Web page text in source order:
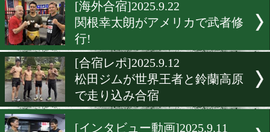
[練習映像]2025.9.23
日本王者の山口仁也が初防
[海外合宿]2025.9.22
関根幸太朗がアメリカで武
行!